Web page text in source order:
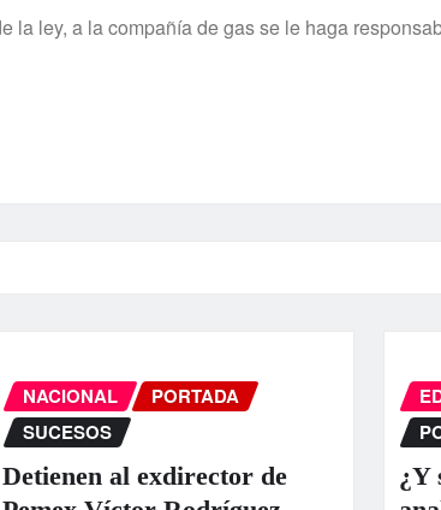
la ley, a la compañí­a de gas se le haga
NACIONAL
PORTADA
SUCESOS
Detienen al exdirector de
¿Y